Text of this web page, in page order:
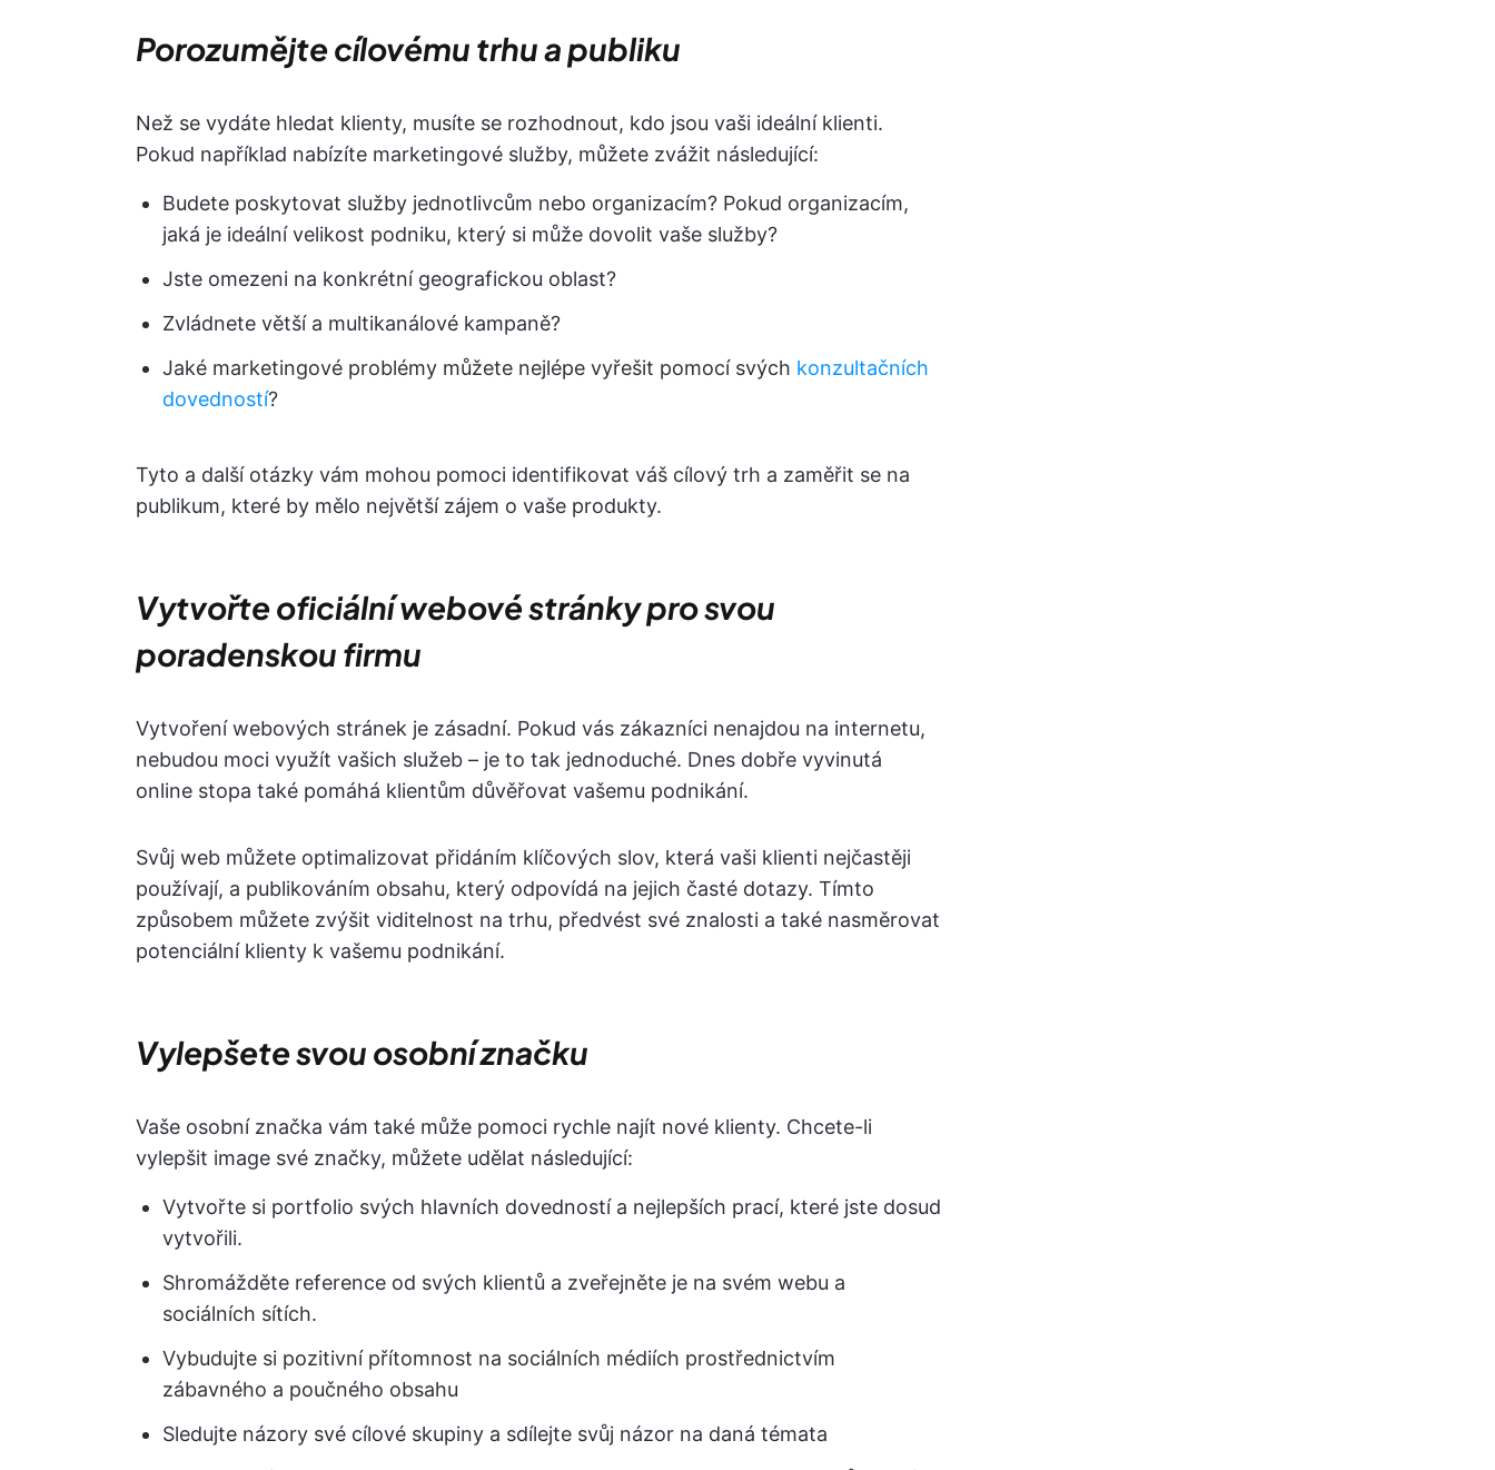
Porozumějte cílovému trhu a publiku
Než se vydáte hledat klienty, musíte se rozhodnout, kdo jsou vaši ideální klienti.
Pokud například nabízíte marketingové služby, můžete zvážit následující:
Budete poskytovat služby jednotlivcům nebo organizacím? Pokud organizacím,
jaká je ideální velikost podniku, který si může dovolit vaše služby?
Jste omezeni na konkrétní geografickou oblast?
Zvládnete větší a multikanálové kampaně?
Jaké marketingové problémy můžete nejlépe vyřešit pomocí svých konzultačních
dovedností?
Tyto a další otázky vám mohou pomoci identifikovat váš cílový trh a zaměřit se na
publikum, které by mělo největší zájem o vaše produkty.
Vytvořte oficiální webové stránky pro svou
poradenskou firmu
Vytvoření webových stránek je zásadní. Pokud vás zákazníci nenajdou na internetu,
nebudou moci využít vašich služeb – je to tak jednoduché. Dnes dobře vyvinutá
online stopa také pomáhá klientům důvěřovat vašemu podnikání.
Svůj web můžete optimalizovat přidáním klíčových slov, která vaši klienti nejčastěji
používají, a publikováním obsahu, který odpovídá na jejich časté dotazy. Tímto
způsobem můžete zvýšit viditelnost na trhu, předvést své znalosti a také nasměrovat
potenciální klienty k vašemu podnikání.
Vylepšete svou osobní značku
Vaše osobní značka vám také může pomoci rychle najít nové klienty. Chcete-li
vylepšit image své značky, můžete udělat následující:
Vytvořte si portfolio svých hlavních dovedností a nejlepších prací, které jste dosud
vytvořili.
Shromážděte reference od svých klientů a zveřejněte je na svém webu a
sociálních sítích.
Vybudujte si pozitivní přítomnost na sociálních médiích prostřednictvím
zábavného a poučného obsahu
Sledujte názory své cílové skupiny a sdílejte svůj názor na daná témata